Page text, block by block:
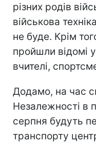
різних родів
військова
не буде. Крім
пройшли відомі
вчителі,
Додамо, на час
Незалежності в
серпня будуть
транспорту